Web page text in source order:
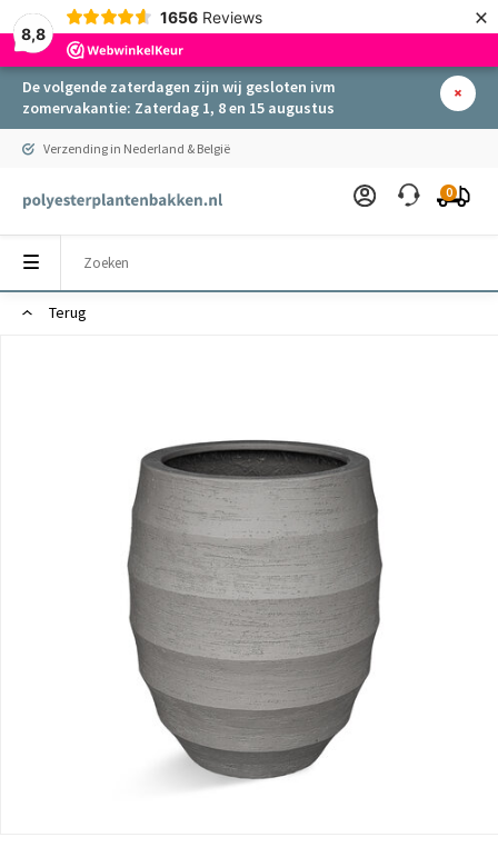
8,8
1656 Reviews ×
De volgende zaterdagen zijn wij gesloten ivm
zomervakantie: Zaterdag 1, 8 en 15 augustus
Verzending in Nederland & België
0
Terug